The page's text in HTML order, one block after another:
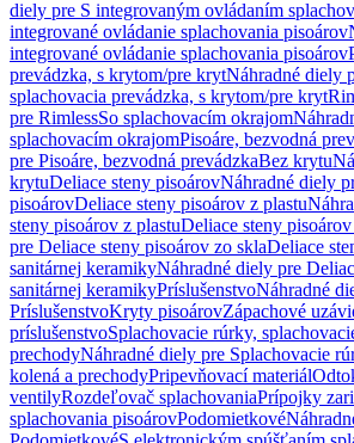
diely pre S integrovaným ovládaním
integrované ovládanie splachovania pisoárov
integrované ovládanie splachovania pisoárov
prevádzka, s krytom/pre krytNáhradné diely
splachovacia prevádzka, s krytom/pre kryt
pre RimlessSo splachovacím okrajom
splachovacím okrajomPisoáre, bezvodná
pre Pisoáre, bezvodná prevádzkaBez krytu
krytuDeliace steny pisoárovNáhradné diely
pisoárovDeliace steny pisoárov z plastu
steny pisoárov z plastuDeliace steny
pre Deliace steny pisoárov zo sklaDeliace
sanitárnej keramikyNáhradné diely pre
sanitárnej keramikyPríslušenstvoNáhradné
PríslušenstvoKryty pisoárovZápachové
príslušenstvoSplachovacie rúrky,
prechodyNáhradné diely pre Splachovacie
kolená a prechodyPripevňovací materiál
ventilyRozdeľovač splachovaniaPrípojky
splachovania pisoárovPodomietkové